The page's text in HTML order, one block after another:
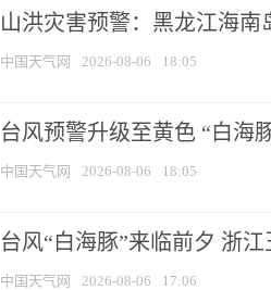
山洪灾害预警：黑龙江海
中国天气网 2026-08-06 18:05
台风预警升级至黄色 “白海
中国天气网 2026-08-06 18:05
台风“白海豚”来临前夕 浙
中国天气网 2026-08-06 17:06